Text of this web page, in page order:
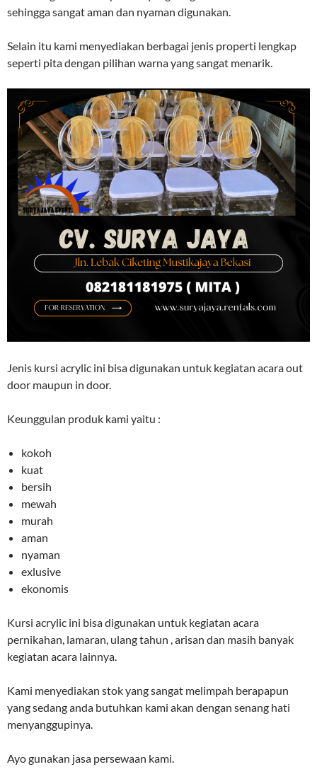
sehingga sangat aman dan nyaman digunakan.
Selain itu kami menyediakan berbagai jenis properti lengkap
seperti pita dengan pilihan warna yang sangat menarik.
Jenis kursi acrylic ini bisa digunakan untuk kegiatan acara out
door maupun in door.
Keunggulan produk kami yaitu :
kokoh
kuat
bersih
mewah
murah
aman
nyaman
exlusive
ekonomis
Kursi acrylic ini bisa digunakan untuk kegiatan acara
pernikahan, lamaran, ulang tahun , arisan dan masih banyak
kegiatan acara lainnya.
Kami menyediakan stok yang sangat melimpah berapapun
yang sedang anda butuhkan kami akan dengan senang hati
menyanggupinya.
Ayo gunakan jasa persewaan kami.